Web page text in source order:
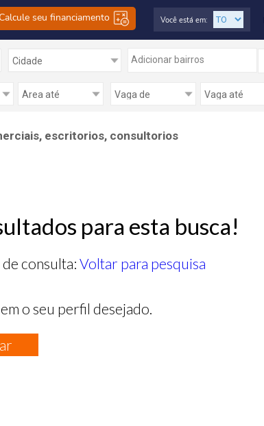
Calcule seu financiamento Você está em:
Adicionar bairros
escritorios, consultorios
para esta busca!
consulta: Voltar para pesquisa
o seu perfil desejado.